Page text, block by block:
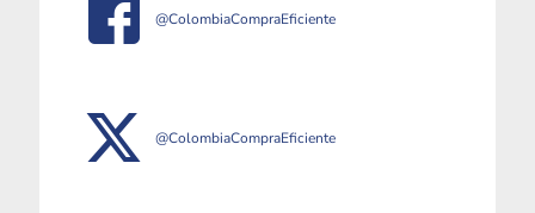
@ColombiaCompraEficiente
@ColombiaCompraEficiente